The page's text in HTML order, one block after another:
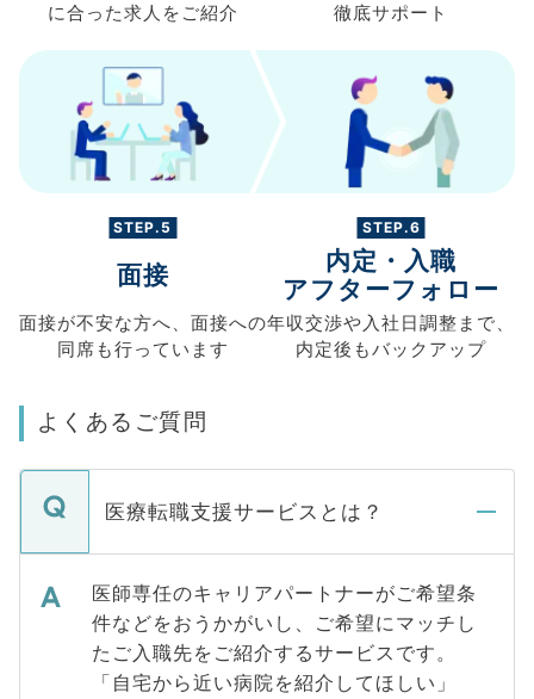
に合った求人を ご紹介
徹底サポート
STEP.5
面接
面接が不安な方へ、 面接への
同席も行っています
STEP.6
内定・入職
アフターフォロー
年収交渉や入社日調整まで、
内定後もバックアップ
よくあるご質問
医療転職支援サービスとは？
医師専任のキャリアパートナーがご希望条
件などをおうかがいし、ご希望にマッチし
たご入職先をご紹介するサービスです。
「自宅から近い病院を紹介してほしい」